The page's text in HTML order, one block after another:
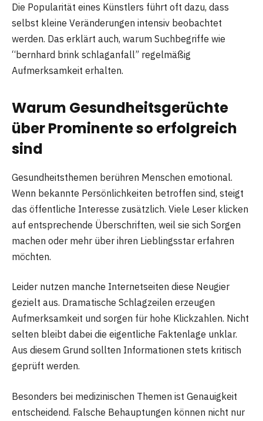
Die Popularität eines Künstlers führt oft dazu, dass
selbst kleine Veränderungen intensiv beobachtet
werden. Das erklärt auch, warum Suchbegriffe wie
“bernhard brink schlaganfall” regelmäßig
Aufmerksamkeit erhalten.
Warum Gesundheitsgerüchte
über Prominente so erfolgreich
sind
Gesundheitsthemen berühren Menschen emotional.
Wenn bekannte Persönlichkeiten betroffen sind, steigt
das öffentliche Interesse zusätzlich. Viele Leser klicken
auf entsprechende Überschriften, weil sie sich Sorgen
machen oder mehr über ihren Lieblingsstar erfahren
möchten.
Leider nutzen manche Internetseiten diese Neugier
gezielt aus. Dramatische Schlagzeilen erzeugen
Aufmerksamkeit und sorgen für hohe Klickzahlen. Nicht
selten bleibt dabei die eigentliche Faktenlage unklar.
Aus diesem Grund sollten Informationen stets kritisch
geprüft werden.
Besonders bei medizinischen Themen ist Genauigkeit
entscheidend. Falsche Behauptungen können nicht nur